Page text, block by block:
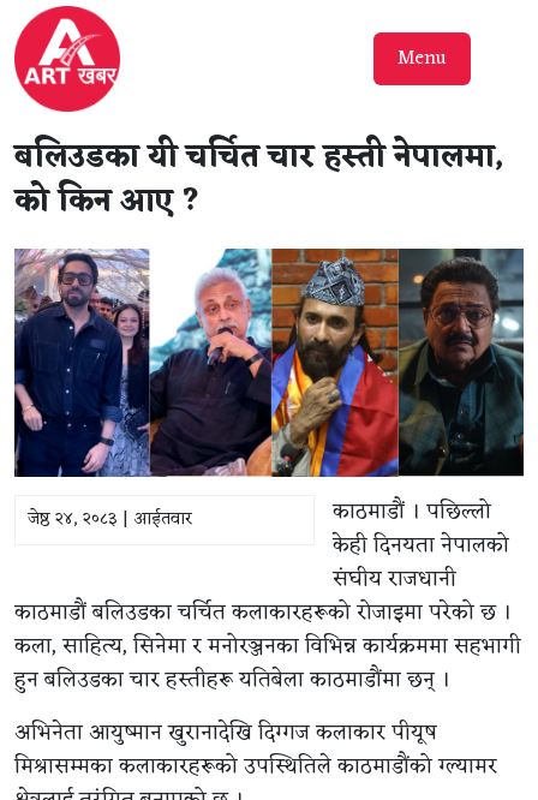
Menu
बलिउडका यी चर्चित चार हस्ती नेपालमा,
को किन आए ?
जेष्ठ २४, २०८३ | आईतवार
काठमाडौं । पछिल्लो
केही दिनयता नेपालको
संघीय राजधानी
काठमाडौं बलिउडका चर्चित कलाकारहरूको रोजाइमा परेको छ ।
कला, साहित्य, सिनेमा र मनोरञ्जनका विभिन्न कार्यक्रममा सहभागी
हुन बलिउडका चार हस्तीहरू यतिबेला काठमाडौंमा छन् ।
अभिनेता आयुष्मान खुरानादेखि दिग्गज कलाकार पीयूष
मिश्रासम्मका कलाकारहरूको उपस्थितिले काठमाडौंको ग्ल्यामर